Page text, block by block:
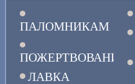
ПАЛОМНИКАМ
ПОЖЕРТВОВАНИЯ
ЛАВКА